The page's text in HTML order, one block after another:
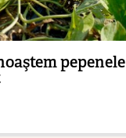
pepenele